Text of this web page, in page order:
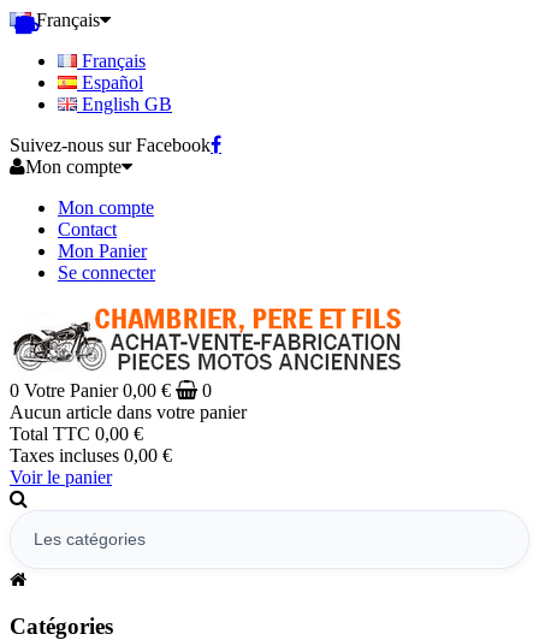
Français
Français
Español
English GB
Suivez-nous sur Facebook
Mon compte
Mon compte
Contact
Mon Panier
Se connecter
0 Votre Panier 0,00 €
0
Aucun article dans votre panier
Total TTC 0,00 €
Taxes incluses 0,00 €
Voir le panier
Catégories